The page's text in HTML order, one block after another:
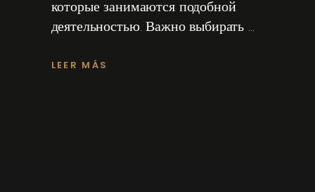
которые занимаются подобной
деятельностью. Важно выбирать
LEER MÁS